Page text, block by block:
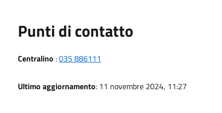
Punti di contatto
Centralino :035 886111
Ultimo aggiornamento: 11 novembre 2024, 11:27